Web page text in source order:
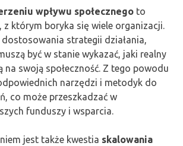
wpływu społecznego to
z którym boryka się wiele organizacji.
strategii działania,
być w stanie wykazać, jaki realny
na swoją społeczność. Z tego powodu
narzędzi i metodyk do
co może przeszkadzać w
funduszy i wsparcia.
jest także kwestia skalowania